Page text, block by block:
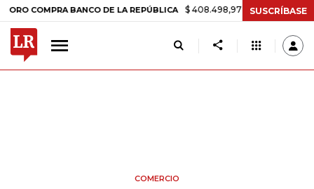
BANCO DE LA REPÚBLICA $ 408.498,97 +$ 8.753,81 +2,19%
SUSCRÍBASE
COMERCIO